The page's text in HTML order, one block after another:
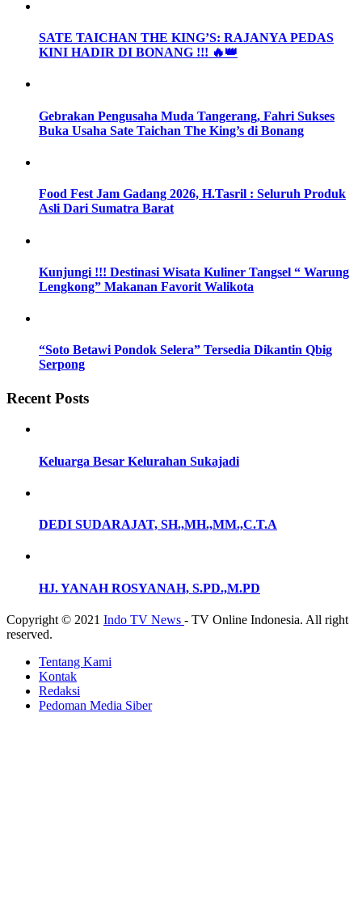
SATE TAICHAN THE KING’S: RAJANYA PEDAS
KINI HADIR DI BONANG !!! 🔥👑
Gebrakan Pengusaha Muda Tangerang, Fahri Sukses
Buka Usaha Sate Taichan The King’s di Bonang
Food Fest Jam Gadang 2026, H.Tasril : Seluruh Produk
Asli Dari Sumatra Barat
Kunjungi !!! Destinasi Wisata Kuliner Tangsel “ Warung
Lengkong” Makanan Favorit Walikota
“Soto Betawi Pondok Selera” Tersedia Dikantin Qbig
Serpong
Recent Posts
Keluarga Besar Kelurahan Sukajadi
DEDI SUDARAJAT, SH.,MH.,MM.,C.T.A
HJ. YANAH ROSYANAH, S.PD.,M.PD
Copyright © 2021 Indo TV News - TV Online Indonesia. All right
reserved.
Tentang Kami
Kontak
Redaksi
Pedoman Media Siber